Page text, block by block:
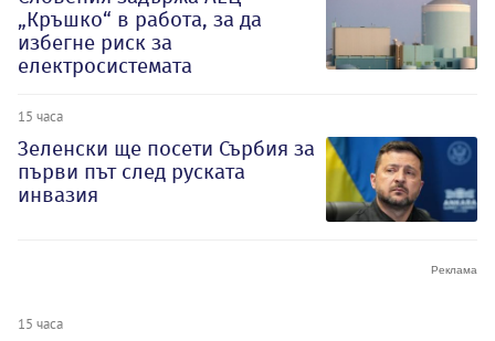
„Кръшко“ в работа, за да
избегне риск за
електросистемата
15 часа
Зеленски ще посети Сърбия за
първи път след руската
инвазия
15 часа